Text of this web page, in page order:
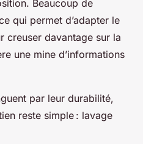
Beaucoup de
qui permet d’adapter le
creuser davantage sur la
une mine d’informations
par leur durabilité,
reste simple : lavage